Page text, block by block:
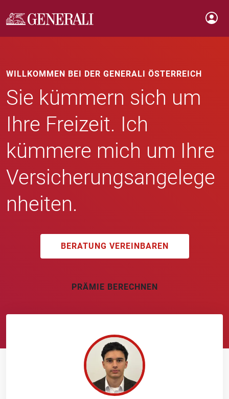
WILLKOMMEN BEI DER GENERALI ÖSTERREICH
Sie kümmern sich um
Ihre Freizeit. Ich
kümmere mich um Ihre
Versicherungsangelege
nheiten.
BERATUNG VEREINBAREN
PRÄMIE BERECHNEN